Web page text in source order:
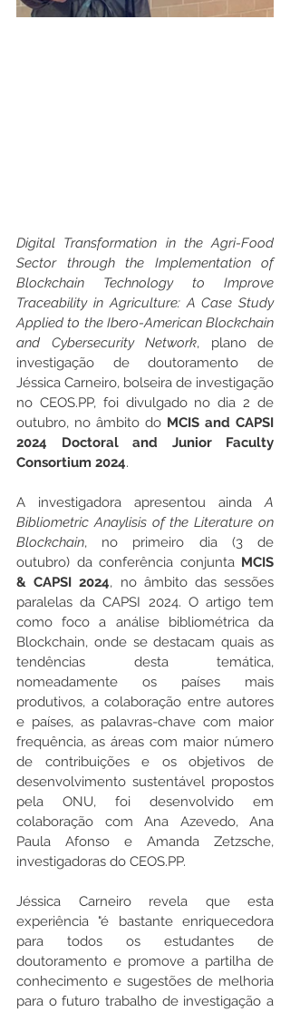
Digital Transformation in the Agri-Food
Sector through the Implementation of
Blockchain Technology to Improve
Traceability in Agriculture: A Case Study
Applied to the Ibero-American Blockchain
and Cybersecurity Network, plano de
investigação de doutoramento de
Jéssica Carneiro, bolseira de investigação
no CEOS.PP, foi divulgado no dia 2 de
outubro, no âmbito do MCIS and CAPSI
2024 Doctoral and Junior Faculty
Consortium 2024.
A investigadora apresentou ainda A
Bibliometric Anaylisis of the Literature on
Blockchain, no primeiro dia (3 de
outubro) da conferência conjunta MCIS
& CAPSI 2024, no âmbito das sessões
paralelas da CAPSI 2024. O artigo tem
como foco a análise bibliométrica da
Blockchain, onde se destacam quais as
tendências desta temática,
nomeadamente os países mais
produtivos, a colaboração entre autores
e países, as palavras-chave com maior
frequência, as áreas com maior número
de contribuições e os objetivos de
desenvolvimento sustentável propostos
pela ONU, foi desenvolvido em
colaboração com Ana Azevedo, Ana
Paula Afonso e Amanda Zetzsche,
investigadoras do CEOS.PP.
Jéssica Carneiro revela que esta
experiência "é bastante enriquecedora
para todos os estudantes de
doutoramento e promove a partilha de
conhecimento e sugestões de melhoria
para o futuro trabalho de investigação a